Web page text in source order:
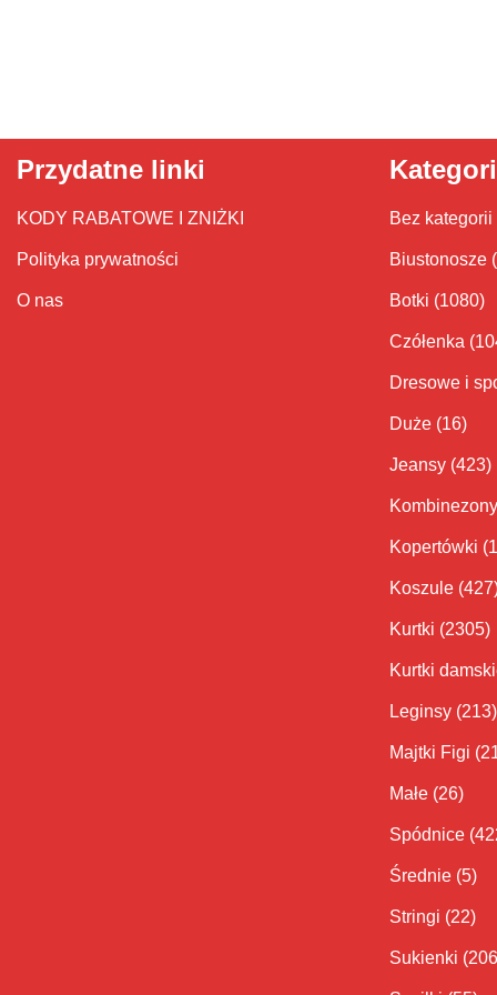
Przydatne linki
KODY RABATOWE I ZNIŻKI
Polityka prywatności
O nas
Bez kategorii
Biustonosze
Botki (1080)
Czółenka
Dresowe i
Duże (16)
Jeansy (423)
Kombinezony
Kopertówki
Koszule
Kurtki (2305)
Kurtki
Leginsy (213)
Majtki Figi
Małe (26)
Spódnice
Średnie (5)
Stringi (22)
Sukienki